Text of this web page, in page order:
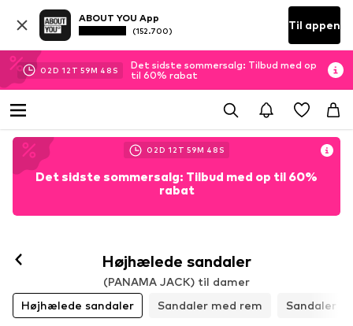
ABOUT YOU App
(152.700) Til appen
02D 12 T 59M 47 S
Det sidste sommersalg: Tilbud med op
til 60% rabat
02D 12 T 59M 47 S
Det sidste sommersalg: Tilbud med op til 60%
rabat
Højhælede sandaler
(PANAMA JACK) til damer
Højhælede sandaler
Sandaler med rem Sandaler